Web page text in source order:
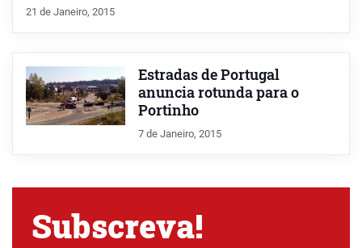
21 de Janeiro, 2015
Estradas de Portugal
anuncia rotunda para o
Portinho
7 de Janeiro, 2015
Subscreva!